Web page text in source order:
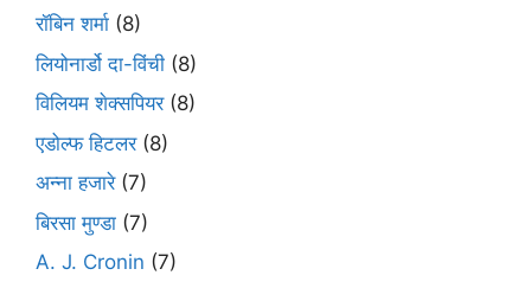
रॉबिन शर्मा (8)
लियोनार्डो दा-विंची (8)
विलियम शेक्सपियर(8)
एडोल्फ हिटलर(8)
अन्ना हजारे(7)
बिरसा मुण्डा (7)
A. J. Cronin (7)